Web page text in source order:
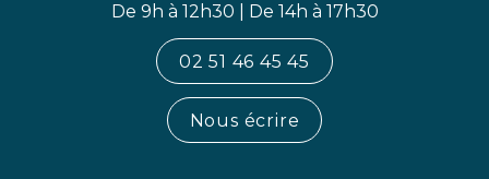
De 9h à 12h30 | De 14h à 17h30
02 51 46 45 45
Nous écrire